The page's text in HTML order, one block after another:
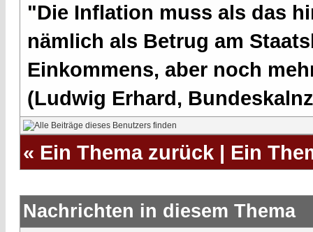
"Die Inflation muss als das
nämlich als Betrug am
Einkommens, aber noch
(Ludwig Erhard,
« Ein Thema zurück | Ein
Nachrichten in diesem Thema